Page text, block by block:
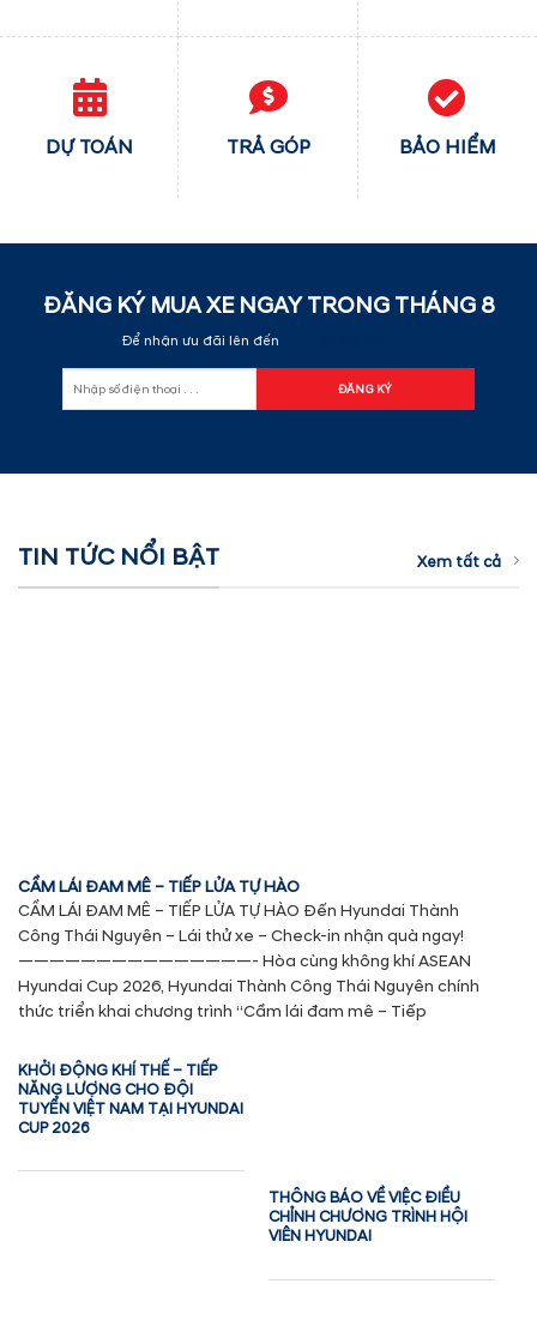
DỰ TOÁN TRẢ GÓP BẢO HIỂM
ĐĂNG KÝ MUA XE NGAY TRONG THÁNG 8
Để nhận ưu đãi lên đến
TIN TỨC NỔI BẬT Xem tất cả
CẦM LÁI ĐAM MÊ – TIẾP LỬA TỰ HÀO
CẦM LÁI ĐAM MÊ – TIẾP LỬA TỰ HÀO Đến Hyundai Thành
Công Thái Nguyên – Lái thử xe – Check-in nhận quà ngay!
———————————————- Hòa cùng không khí ASEAN
Hyundai Cup 2026, Hyundai Thành Công Thái Nguyên chính
thức triển khai chương trình “Cầm lái đam mê – Tiếp
KHỞI ĐỘNG KHÍ THẾ – TIẾP
NĂNG LƯỢNG CHO ĐỘI
TUYỂN VIỆT NAM TẠI HYUNDAI
CUP 2026
THÔNG BÁO VỀ VIỆC ĐIỀU
CHỈNH CHƯƠNG TRÌNH HỘI
VIÊN HYUNDAI